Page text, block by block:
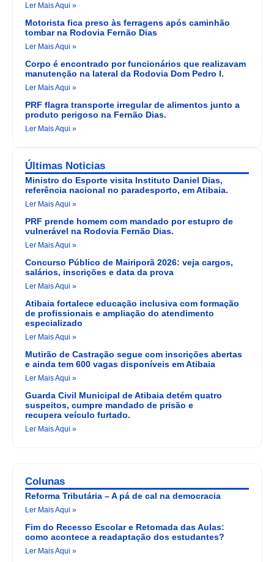
Ler Mais Aqui »
Motorista fica preso às ferragens após caminhão
tombar na Rodovia Fernão Dias
Ler Mais Aqui »
Corpo é encontrado por funcionários que realizavam
manutenção na lateral da Rodovia Dom Pedro I.
Ler Mais Aqui »
PRF flagra transporte irregular de alimentos junto a
produto perigoso na Fernão Dias.
Ler Mais Aqui »
Últimas Noticias
Ministro do Esporte visita Instituto Daniel Dias,
referência nacional no paradesporto, em Atibaia.
Ler Mais Aqui »
PRF prende homem com mandado por estupro de
vulnerável na Rodovia Fernão Dias.
Ler Mais Aqui »
Concurso Público de Mairiporã 2026: veja cargos,
salários, inscrições e data da prova
Ler Mais Aqui »
Atibaia fortalece educação inclusiva com formação
de profissionais e ampliação do atendimento
especializado
Ler Mais Aqui »
Mutirão de Castração segue com inscrições abertas
e ainda tem 600 vagas disponíveis em Atibaia
Ler Mais Aqui »
Guarda Civil Municipal de Atibaia detém quatro
suspeitos, cumpre mandado de prisão e
recupera veículo furtado.
Ler Mais Aqui »
Colunas
Reforma Tributária – A pá de cal na democracia
Ler Mais Aqui »
Fim do Recesso Escolar e Retomada das Aulas:
como acontece a readaptação dos estudantes?
Ler Mais Aqui »